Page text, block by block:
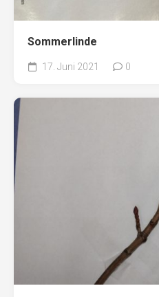
Sommerlinde
17. Juni 2021 0